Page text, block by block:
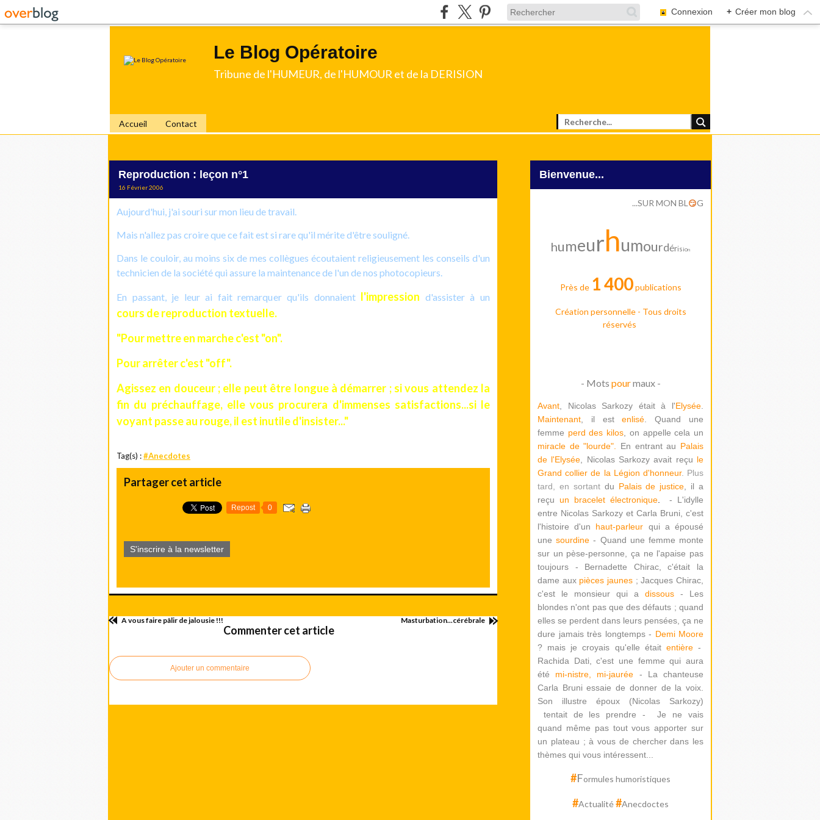
Connexion + Créer mon blog
Le Blog Opératoire
Tribune de l'HUMEUR, de l'HUMOUR et de la DERISION
Accueil Contact
Reproduction : leçon n°1
16 Février 2006
Aujourd'hui, j'ai souri sur mon lieu de travail.
Mais n'allez pas croire que ce fait est si rare qu'il mérite d'être souligné.
Dans le couloir, au moins six de mes collègues écoutaient religieusement les conseils d'un
technicien de la société qui assure la maintenance de l'un de nos photocopieurs.
En passant, je leur ai fait remarquer qu'ils donnaient l'impression d'assister à un
cours de reproduction textuelle.
"Pour mettre en marche c'est "on".
Pour arrêter c'est "off".
Agissez en douceur ; elle peut être longue à démarrer ; si vous attendez la
fin du préchauffage, elle vous procurera d'immenses satisfactions...si le
voyant passe au rouge, il est inutile d'insister..."
Tag(s) :#Anecdotes
Partager cet article
Repost 0
S'inscrire à la newsletter
A vous faire pâlir de jalousie !!! Masturbation...cérébrale
Commenter cet article
Ajouter un commentaire
Bienvenue...
...SUR MON BL 😏G
humeurhumourdérision
Près de 1 400 publications
Création personnelle - Tous droits
réservés
- Mots pourmaux -
Avant , Nicolas Sarkozy était à l'Elysée
Maintenant , il estenlisé . Quand une
femme perd des kilos , on appelle cela un
miracle de "lourde". En entrant au Palais
de l'Elysée , Nicolas Sarkozy avait reçu le
Grand collier de la Légion d'honneur. Plus
tard, en sortantdu Palais de justice , il a
reçu un bracelet électronique.
- L'idylle
entre Nicolas Sarkozy et Carla Bruni, c'est
l'histoire d'un haut-parleur qui a épousé
unesourdine - Quand une femme monte
sur un pèse-personne, ça ne l'apaise pas
toujours - Bernadette Chirac, c'était la
dame aux pièces jaunes ; Jacques Chirac,
c'est le monsieur qui a dissous - Les
blondes n'ont pas que des défauts ; quand
elles se perdent dans leurs pensées, ça ne
dure jamais très longtemps - Demi Moore
? mais je croyais qu'elle étaitentière-
Rachida Dati , c'est une femme qui aura
été mi-nistre, mi-jaurée -
La chanteuse
Carla Bruni essaie de donner de la voix.
Son illustre époux (Nicolas Sarkozy)
tentait de les prendre - Je ne vais
quand même pas tout vous apporter sur
un plateau ; à vous de chercher dans les
thèmes qui vous intéressent...
#Formules humoristiques
#Actualité#Anecdoctes